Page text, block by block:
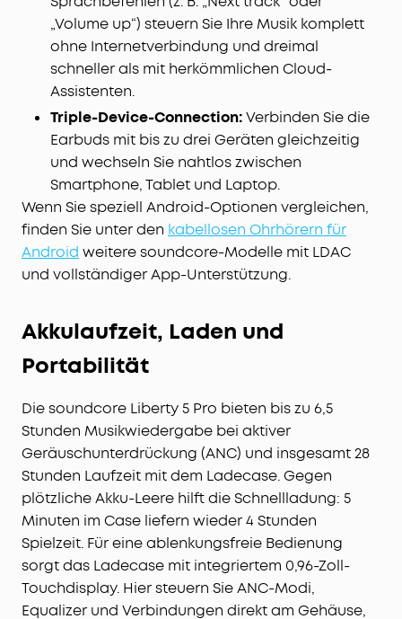
„Volume up“) steuern Sie Ihre Musik komplett
ohne Internetverbindung und dreimal
schneller als mit herkömmlichen Cloud-
Assistenten.
Triple-Device-Connection:Verbinden Sie die
Earbuds mit bis zu drei Geräten gleichzeitig
und wechseln Sie nahtlos zwischen
Smartphone, Tablet und Laptop.
Wenn Sie speziell Android-Optionen vergleichen,
finden Sie unter den kabellosen Ohrhörern für
Android weitere soundcore-Modelle mit LDAC
und vollständiger App-Unterstützung.
Akkulaufzeit, Laden und
Portabilität
Die soundcore Liberty 5 Pro bieten bis zu 6,5
Stunden Musikwiedergabe bei aktiver
Geräuschunterdrückung (ANC) und insgesamt 28
Stunden Laufzeit mit dem Ladecase. Gegen
plötzliche Akku-Leere hilft die Schnellladung: 5
Minuten im Case liefern wieder 4 Stunden
Spielzeit. Für eine ablenkungsfreie Bedienung
sorgt das Ladecase mit integriertem 0,96-Zoll-
Touchdisplay. Hier steuern Sie ANC-Modi,
Equalizer und Verbindungen direkt am Gehäuse,